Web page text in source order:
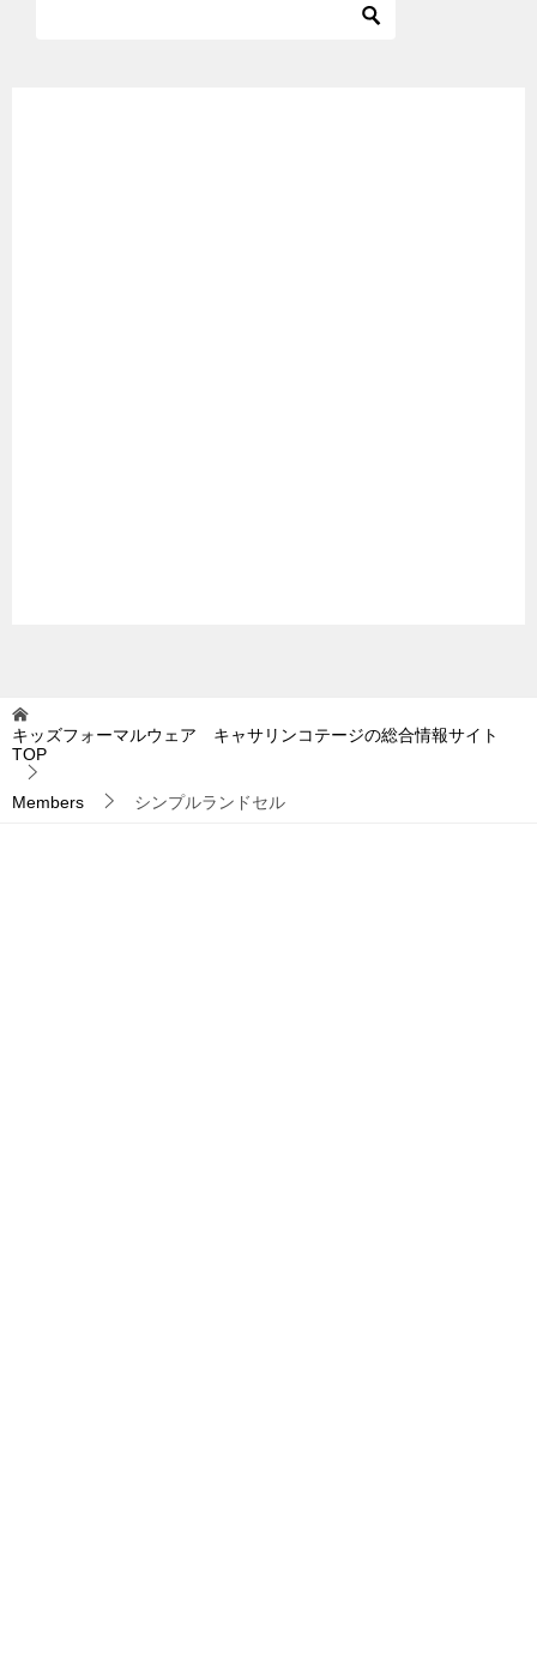
キッズフォーマルウェア キャサリンコテージの総合情報サイト
TOP
Members シンプルランドセル